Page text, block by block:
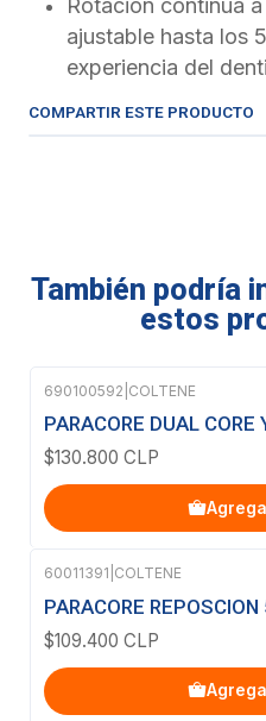
Rotación continua
ajustable hasta los
experiencia del
COMPARTIR ESTE PRODUCTO
También podría
estos
690100592 COLTENE
PARACORE DUAL CORE
$130.800 CLP
60011391 COLTENE
PARACORE
$109.400 CLP